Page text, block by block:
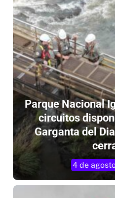
Parque Nacional
circuitos
Garganta del
4 de